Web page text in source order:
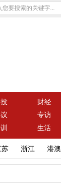
财经
专访
生活
苏 浙江 港澳